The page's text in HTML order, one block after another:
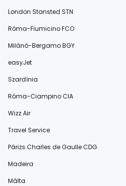
London Stansted STN
Róma-Fiumicino FCO
Milánó-Bergamo BGY
easyJet
Szardínia
Róma-Ciampino CIA
Wizz Air
Travel Service
Párizs Charles de Gaulle CDG
Madeira
Málta